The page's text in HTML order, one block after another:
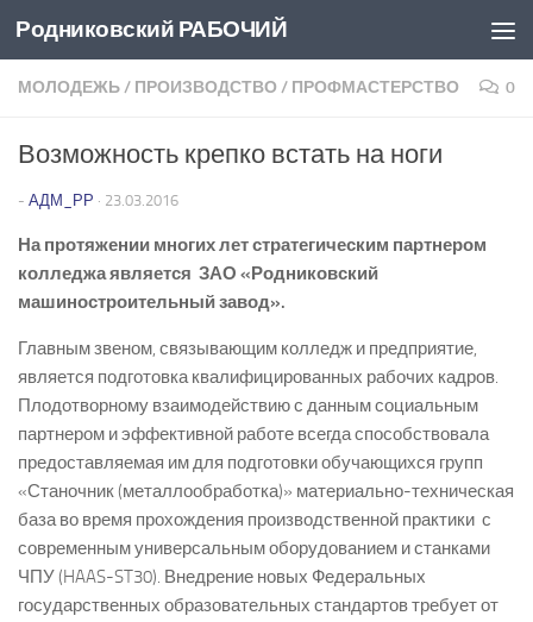
Перейти к содержимому
Родниковский РАБОЧИЙ
МОЛОДЕЖЬ/ ПРОИЗВОДСТВО / ПРОФМАСТЕРСТВО 0
Возможность крепко встать на ноги
- АДМ_РР · 23.03.2016
На протяжении многих лет стратегическим партнером
колледжа является ЗАО «Родниковский
машиностроительный завод».
Главным звеном, связывающим колледж и предприятие,
является подготовка квалифицированных рабочих кадров.
Плодотворному взаимодействию с данным социальным
партнером и эффективной работе всегда способствовала
предоставляемая им для подготовки обучающихся групп
«Станочник (металлообработка)» материально-техническая
база во время прохождения производственной практики с
современным универсальным оборудованием и станками
ЧПУ (HAAS-ST30). Внедрение новых Федеральных
государственных образовательных стандартов требует от